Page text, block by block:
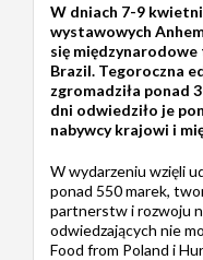
W dniach 7-9
wystawowych
się
Brazil. Tegoroczna
zgromadziła ponad
dni odwiedziło je
nabywcy krajowi i
W wydarzeniu wzięli
ponad 550 marek,
partnerstw i rozwoju
odwiedzających nie
Food from Poland i